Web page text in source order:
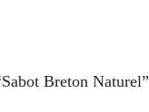
Breton Naturel”